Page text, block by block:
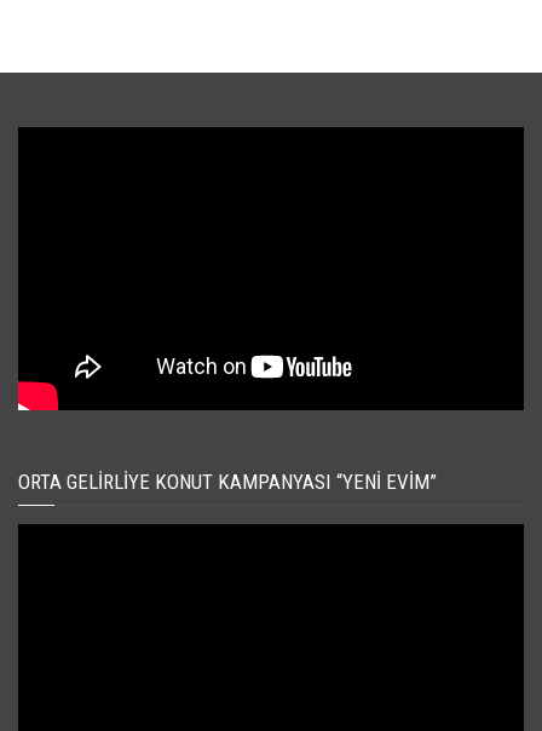
ORTA GELIRLIYE KONUT KAMPANYASI “YENI EVIM”